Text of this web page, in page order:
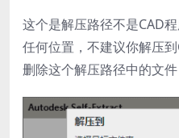
这个是解压路径不是CAD
任何位置，不建议你解压
删除这个解压路径中的文件